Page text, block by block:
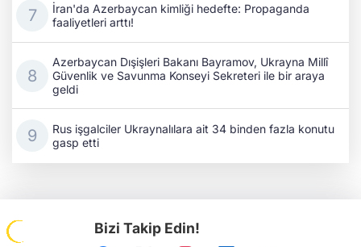
İran'da Azerbaycan kimliği hedefte: Propaganda
faaliyetleri arttı!
Azerbaycan Dışişleri Bakanı Bayramov, Ukrayna Millî
Güvenlik ve Savunma Konseyi Sekreteri ile bir araya
geldi
Rus işgalciler Ukraynalılara ait 34 binden fazla konutu
gasp etti
Bizi Takip Edin!